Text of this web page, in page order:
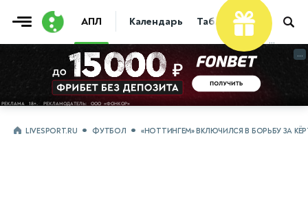
АПЛ Календарь Таблица Прогнозы
...
...
LIVESPORT.RU ФУТБОЛ «НОТТИНГЕМ» ВКЛЮЧИЛСЯ В БОРЬБУ ЗА